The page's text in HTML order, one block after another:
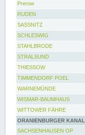
Prerow
RUDEN
SASSNITZ
SCHLESWIG
STAHLBRODE
STRALSUND
THIESSOW
TIMMENDORF POEL
WARNEMÜNDE
WISMAR-BAUMHAUS
WITTOWER FÄHRE
ORANIENBURGER KANAL
SACHSENHAUSEN OP